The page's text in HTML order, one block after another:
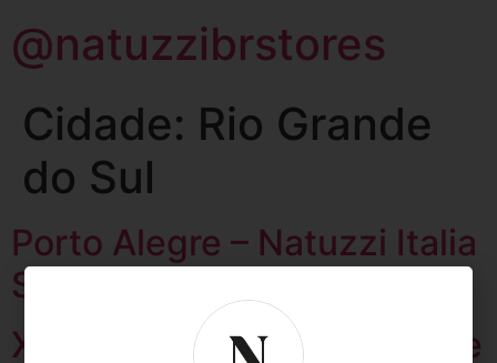
@natuzzibrstores
Cidade: Rio Grande
do Sul
Porto Alegre – Natuzzi Italia
Store
Xangri-Lá – Milane Móveis e